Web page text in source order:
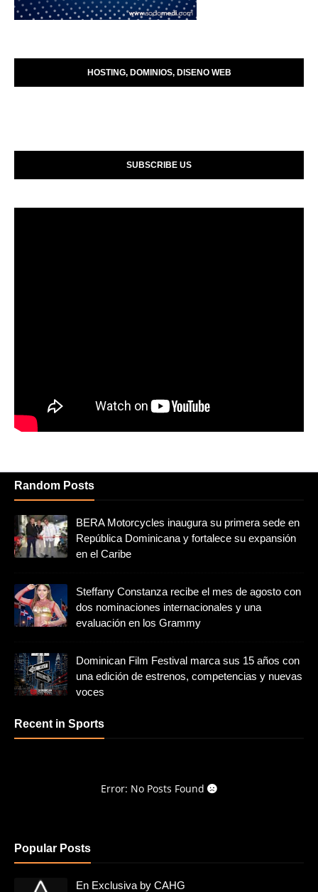
HOSTING, DOMINIOS, DISENO WEB
SUBSCRIBE US
Random Posts
BERA Motorcycles inaugura su primera sede en
República Dominicana y fortalece su expansión
en el Caribe
Steffany Constanza recibe el mes de agosto con
dos nominaciones internacionales y una
evaluación en los Grammy
Dominican Film Festival marca sus 15 años con
una edición de estrenos, competencias y nuevas
voces
Recent in Sports
Error: No Posts Found
Popular Posts
En Exclusiva by CAHG